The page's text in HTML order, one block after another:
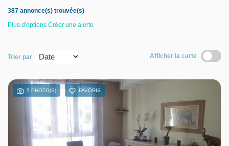
Nos agences
387 annonce(s) trouvée(s)
Plus d'options Créer une alerte
Trier par Afficher la carte
5 PHOTO(S) FAVORIS